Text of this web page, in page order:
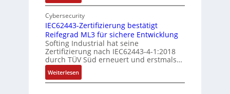
s
u
n
g
u
d
e
k
o
m
b
n
E
i
n
a
c
h
e
S
Cybersecurity
IEC62443-Zertifizierung bestätigt
Reifegrad ML3 für sichere Entwicklung
Softing Industrial hat seine
Zertifizierung nach IEC62443-4-1:2018
durch TÜV Süd erneuert und erstmals…
Weiterlesen:
I